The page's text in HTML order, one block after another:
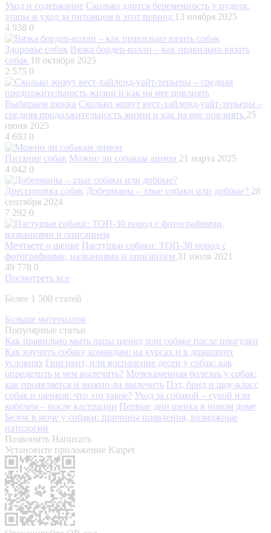
Уход и содержание Сколько длится беременность у пуделя,
этапы и уход за питомцем в этот период 13 ноября 2025
4 938 0
Здоровье собак Вязка бордер-колли – как правильно вязать
собак 18 октября 2025
2 575 0
Выбираем щенка Сколько живут вест-хайленд-уайт-терьеры –
средняя продолжительность жизни и как на нее повлиять 25
июня 2025
4 693 0
Питание собак Можно ли собакам лимон 21 марта 2025
4 042 0
Дрессировка собак Доберманы – злые собаки или добрые? 28
сентября 2024
7 292 0
Мечтаете о щенке Пастушьи собаки: ТОП-30 пород с
фотографиями, названиями и описанием 31 июля 2021
49 778 0
Посмотреть все
Более 1 500 статей
Больше материалов
Популярные статьи
Как правильно мыть лапы щенку или собаке после прогулки
Как научить собаку командам: на курсах и в домашних
условиях Гингивит, или воспаление десен у собак: как
определить и чем вылечить? Мочекаменная болезнь у собак:
как проявляется и можно ли вылечить Пэт, брид и шоу-класс
собак и щенков: что это такое? Уход за собакой – сукой или
кобелем – после кастрации Первые дни щенка в новом доме
Белок в моче у собаки: причины появления, возможные
патологии
Позвонить Написать
Установите приложение Kinpet